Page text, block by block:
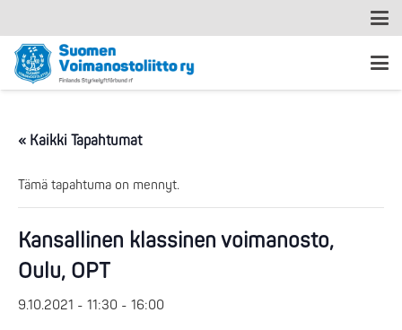
« Kaikki Tapahtumat
Tämä tapahtuma on mennyt.
Kansallinen klassinen voimanosto,
Oulu, OPT
9.10.2021 - 11:30 - 16:00